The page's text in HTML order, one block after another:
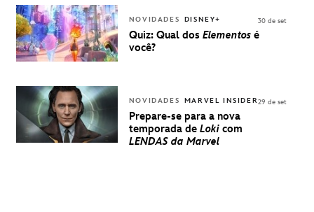
DISNEY
NOVIDADES DISNEY+
Quiz: Qual dos Elementos é
você?
30 de set
NOVIDADES MARVEL INSIDER
Prepare-se para a nova
temporada de Loki com
LENDAS da Marvel
29 de set